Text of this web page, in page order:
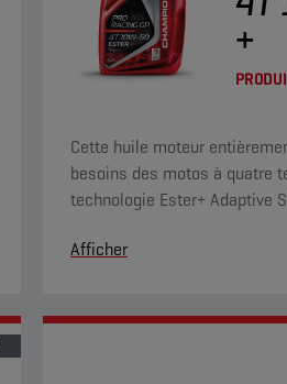
+
Cette huile moteur
besoins des motos à quatre
technologie Ester+ Adaptive
Afficher